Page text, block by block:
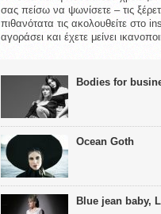
σας πείσω να ψωνίσετε – τις
πιθανότατα τις ακολουθείτε στο
αγοράσει και έχετε μείνει
Bodies for
Ocean Goth
Blue jean baby,